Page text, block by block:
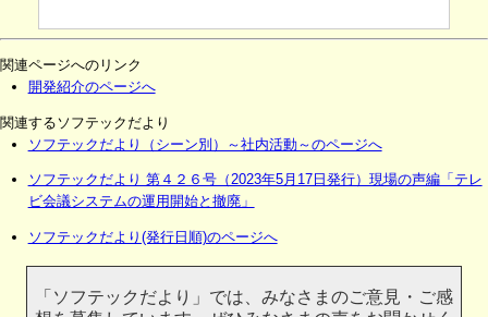
関連ページへのリンク
開発紹介のページへ
関連するソフテックだより
ソフテックだより（シーン別）～社内活動～のページへ
ソフテックだより 第４２６号（2023年5月17日発行）現場の声編「テレ
ビ会議システムの運用開始と撤廃」
ソフテックだより(発行日順)のページへ
「ソフテックだより」では、みなさまのご意見・ご感